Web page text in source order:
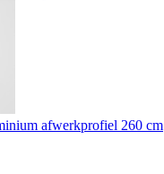
afwerkprofiel 260 cm